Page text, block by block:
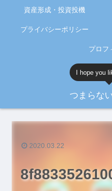
I hope you
つまらな
資産形成・投資投機
プライバシーポリシー
プロフ
2020.03.22